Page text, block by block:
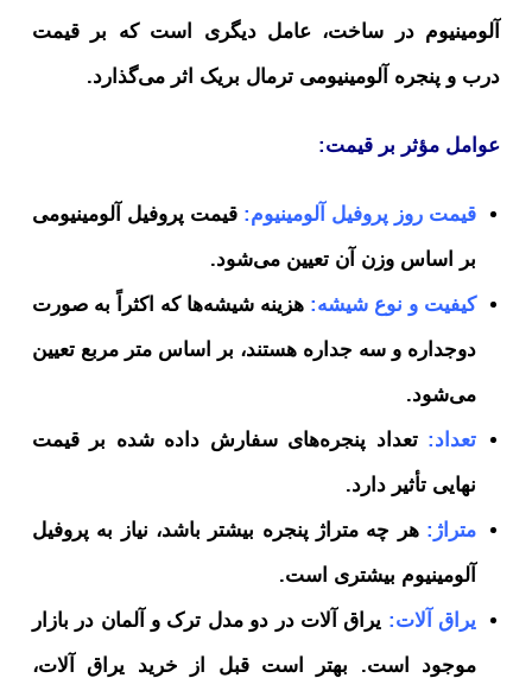
آلومینیوم در ساخت، عامل دیگری است که بر قیمت
درب و پنجره آلومینیومی ترمال بریک اثر می‌گذارد.
عوامل مؤثر بر قیمت:
قیمت روز پروفیل آلومینیوم: قیمت پروفیل آلومینیومی
بر اساس وزن آن تعیین می‌شود.
کیفیت و نوع شیشه: هزینه شیشه‌ها که اکثراً به صورت
دوجداره و سه جداره هستند، بر اساس متر مربع تعیین
می‌شود.
تعداد: تعداد پنجره‌های سفارش داده شده بر قیمت
نهایی تأثیر دارد.
متراژ: هر چه متراژ پنجره بیشتر باشد، نیاز به پروفیل
آلومینیوم بیشتری است.
یراق آلات: یراق آلات در دو مدل ترک و آلمان در بازار
موجود است. بهتر است قبل از خرید یراق آلات،